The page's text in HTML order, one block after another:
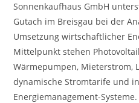
Sonnenkaufhaus GmbH
Gutach im Breisgau bei der
Umsetzung wirtschaftlicher
Mittelpunkt stehen
Wärmepumpen, Mieterstrom,
dynamische Stromtarife und
Energiemanagement-Systeme.